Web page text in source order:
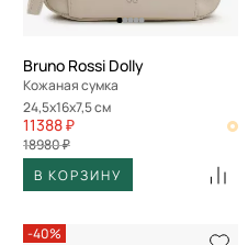
Bruno Rossi Dolly
Кожаная сумка
24,5x16x7,5 см
11388 ₽
18980 ₽
В КОРЗИНУ
-40%